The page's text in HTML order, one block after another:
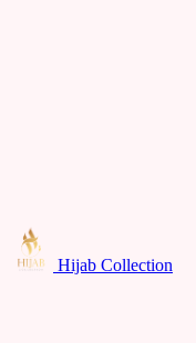
Hijab Collection